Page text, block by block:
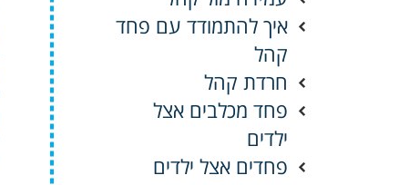
איך להתמודד עם פחד
קהל
חרדת קהל
פחד מכלבים אצל
ילדים
פחדים אצל ילדים